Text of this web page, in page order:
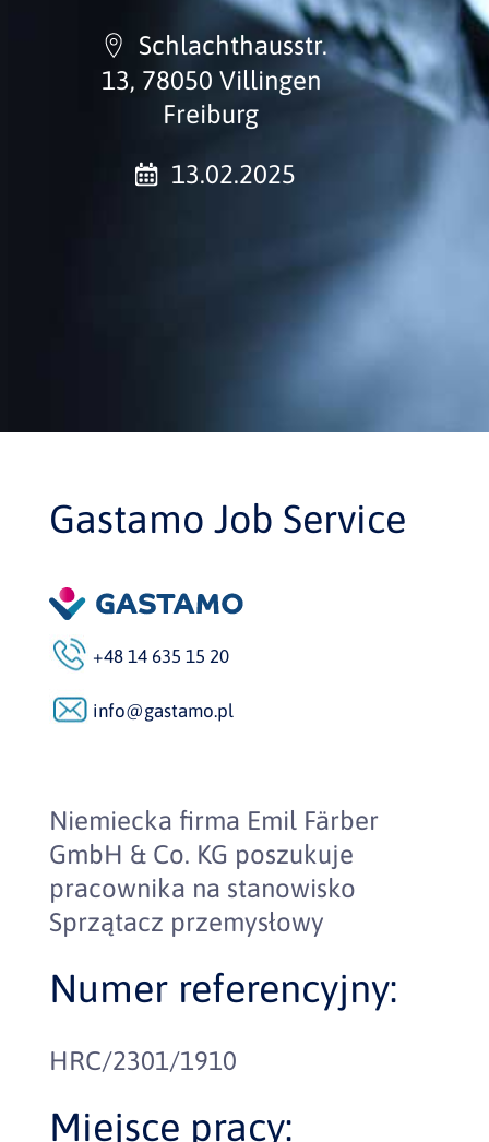
Schlachthausstr.
13, 78050 Villingen
Freiburg
13.02.2025
Gastamo Job Service
+48 14 635 15 20
info@gastamo.pl
Niemiecka firma Emil Färber
GmbH & Co. KG poszukuje
pracownika na stanowisko
Sprzątacz przemysłowy
Numer referencyjny:
HRC/2301/1910
Miejsce pracy: